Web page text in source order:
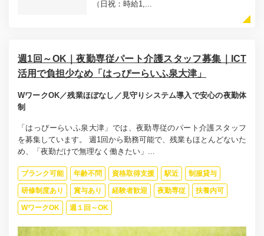
（日祝：時給1,...
週1回～OK｜夜勤専従パート介護スタッフ募集｜ICT
活用で負担少なめ「はっぴーらいふ泉大津」
WワークOK／残業ほぼなし／見守りシステム導入で安心の夜勤体
制
「はっぴーらいふ泉大津」では、夜勤専従のパート介護スタッフ
を募集しています。 週1回から勤務可能で、残業もほとんどないた
め、「夜勤だけで無理なく働きたい」...
ブランク可能 年齢不問 資格取得支援 駅近 制服貸与
研修制度あり 賞与あり 経験者歓迎 夜勤専従 扶養内可
WワークOK 週１回～OK